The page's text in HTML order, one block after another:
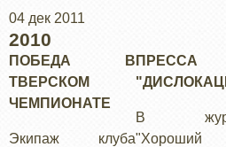
04 дек 2011
2010
ПОБЕДА В
ТВЕРСКОМ
ЧЕМПИОНАТЕ
Экипаж клуба
В
"Хороший